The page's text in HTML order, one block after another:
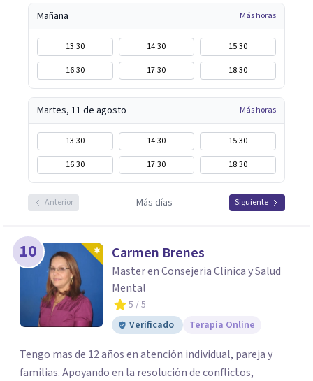
Mañana Más horas
13:30 14:30
15:30
16:30
17:30 18:30
Martes, 11 de agosto Más horas
13:30 14:30
15:30
16:30
17:30 18:30
Anterior Más días Siguiente
10 Carmen Brenes
Master en Consejeria Clinica y Salud
Mental
5 / 5
Verificado
Terapia Online
Tengo mas de 12 años en atención individual, pareja y
familias. Apoyando en la resolución de conflictos,